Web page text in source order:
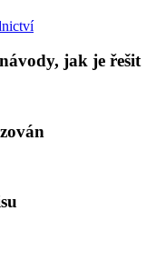
jak je řešit